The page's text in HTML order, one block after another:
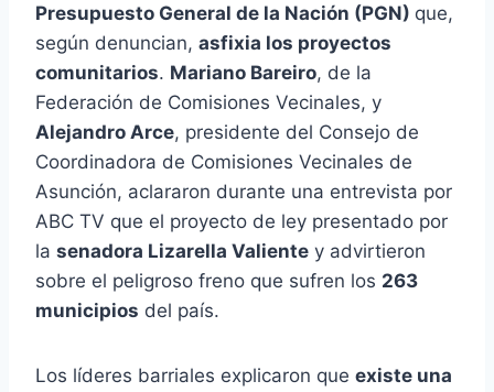
Presupuesto General de la Nación (PGN) que,
según denuncian, asfixia los proyectos
comunitarios. Mariano Bareiro, de la
Federación de Comisiones Vecinales, y
Alejandro Arce, presidente del Consejo de
Coordinadora de Comisiones Vecinales de
Asunción, aclararon durante una entrevista por
ABC TV que el proyecto de ley presentado por
la senadora Lizarella Valiente y advirtieron
sobre el peligroso freno que sufren los 263
municipios del país.
Los líderes barriales explicaron que existe una